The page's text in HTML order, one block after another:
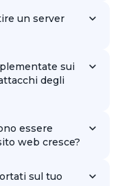
rispetto all'hosting
un server
web, ma nel
normale.
sui
degli
delle
essere
web cresce?
per soddisfare le
sul tuo